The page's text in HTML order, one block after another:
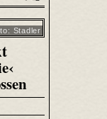
Stadler